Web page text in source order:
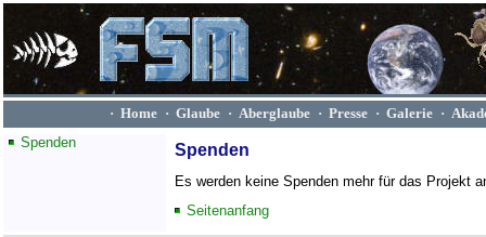
· Home · Glaube · Aberglaube · Presse · Galerie ·
Spenden
Spenden
Es werden keine Spenden mehr für das Projekt
Seitenanfang